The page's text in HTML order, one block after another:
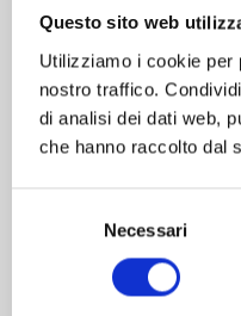
Questo sito web
Utilizziamo i cookie per
nostro traffico.
di analisi dei dati web,
che hanno raccolto dal
Necessari